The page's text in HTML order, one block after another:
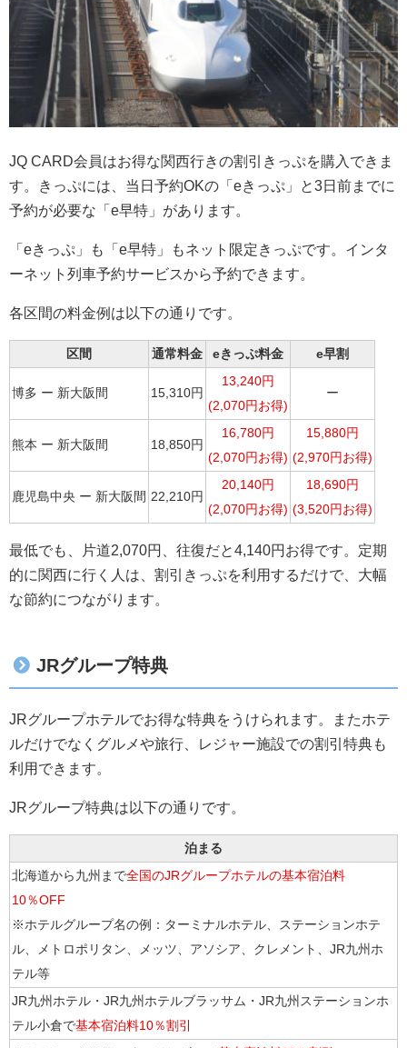
JQ CARD会員はお得な関西行きの割引きっぷを購入できま
す。きっぷには、当日予約OKの「eきっぷ」と3日前までに
予約が必要な「e早特」があります。
「eきっぷ」も「e早特」もネット限定きっぷです。インタ
ーネット列車予約サービスから予約できます。
各区間の料金例は以下の通りです。
区間 通常料金 eきっぷ料金 e早割
博多 ー 新大阪間 15,310円
13,240円
(2,070円お得)
ー
熊本 ー 新大阪間 18,850円
16,780円
(2,070円お得)
15,880円
(2,970円お得)
鹿児島中央 ー 新大阪間 22,210円
20,140円
(2,070円お得)
18,690円
(3,520円お得)
最低でも、片道2,070円、往復だと4,140円お得です。定期
的に関西に行く人は、割引きっぷを利用するだけで、大幅
な節約につながります。
JRグループ特典
JRグループホテルでお得な特典をうけられます。またホテ
ルだけでなくグルメや旅行、レジャー施設での割引特典も
利用できます。
JRグループ特典は以下の通りです。
泊まる
北海道から九州まで全国のJRグループホテルの基本宿泊料
10％OFF
※ホテルグループ名の例：ターミナルホテル、ステーションホテ
ル、メトロポリタン、メッツ、アソシア、クレメント、JR九州ホ
テル等
JR九州ホテル・JR九州ホテルブラッサム・JR九州ステーションホ
テル小倉で基本宿泊料10％割引